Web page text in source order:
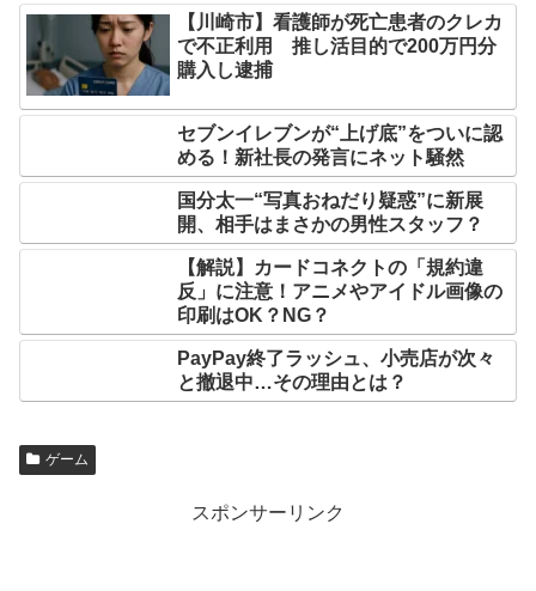
【川崎市】看護師が死亡患者のクレカ
で不正利用 推し活目的で200万円分
購入し逮捕
セブンイレブンが“上げ底”をついに認
める！新社長の発言にネット騒然
国分太一“写真おねだり疑惑”に新展
開、相手はまさかの男性スタッフ？
【解説】カードコネクトの「規約違
反」に注意！アニメやアイドル画像の
印刷はOK？NG？
PayPay終了ラッシュ、小売店が次々
と撤退中…その理由とは？
ゲーム
スポンサーリンク